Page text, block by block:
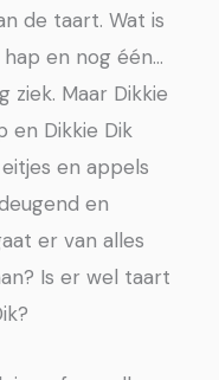
de taart. Wat is
en nog één…
ziek. Maar Dikkie
en Dikkie Dik
en appels
en
er van alles
Is er wel taart